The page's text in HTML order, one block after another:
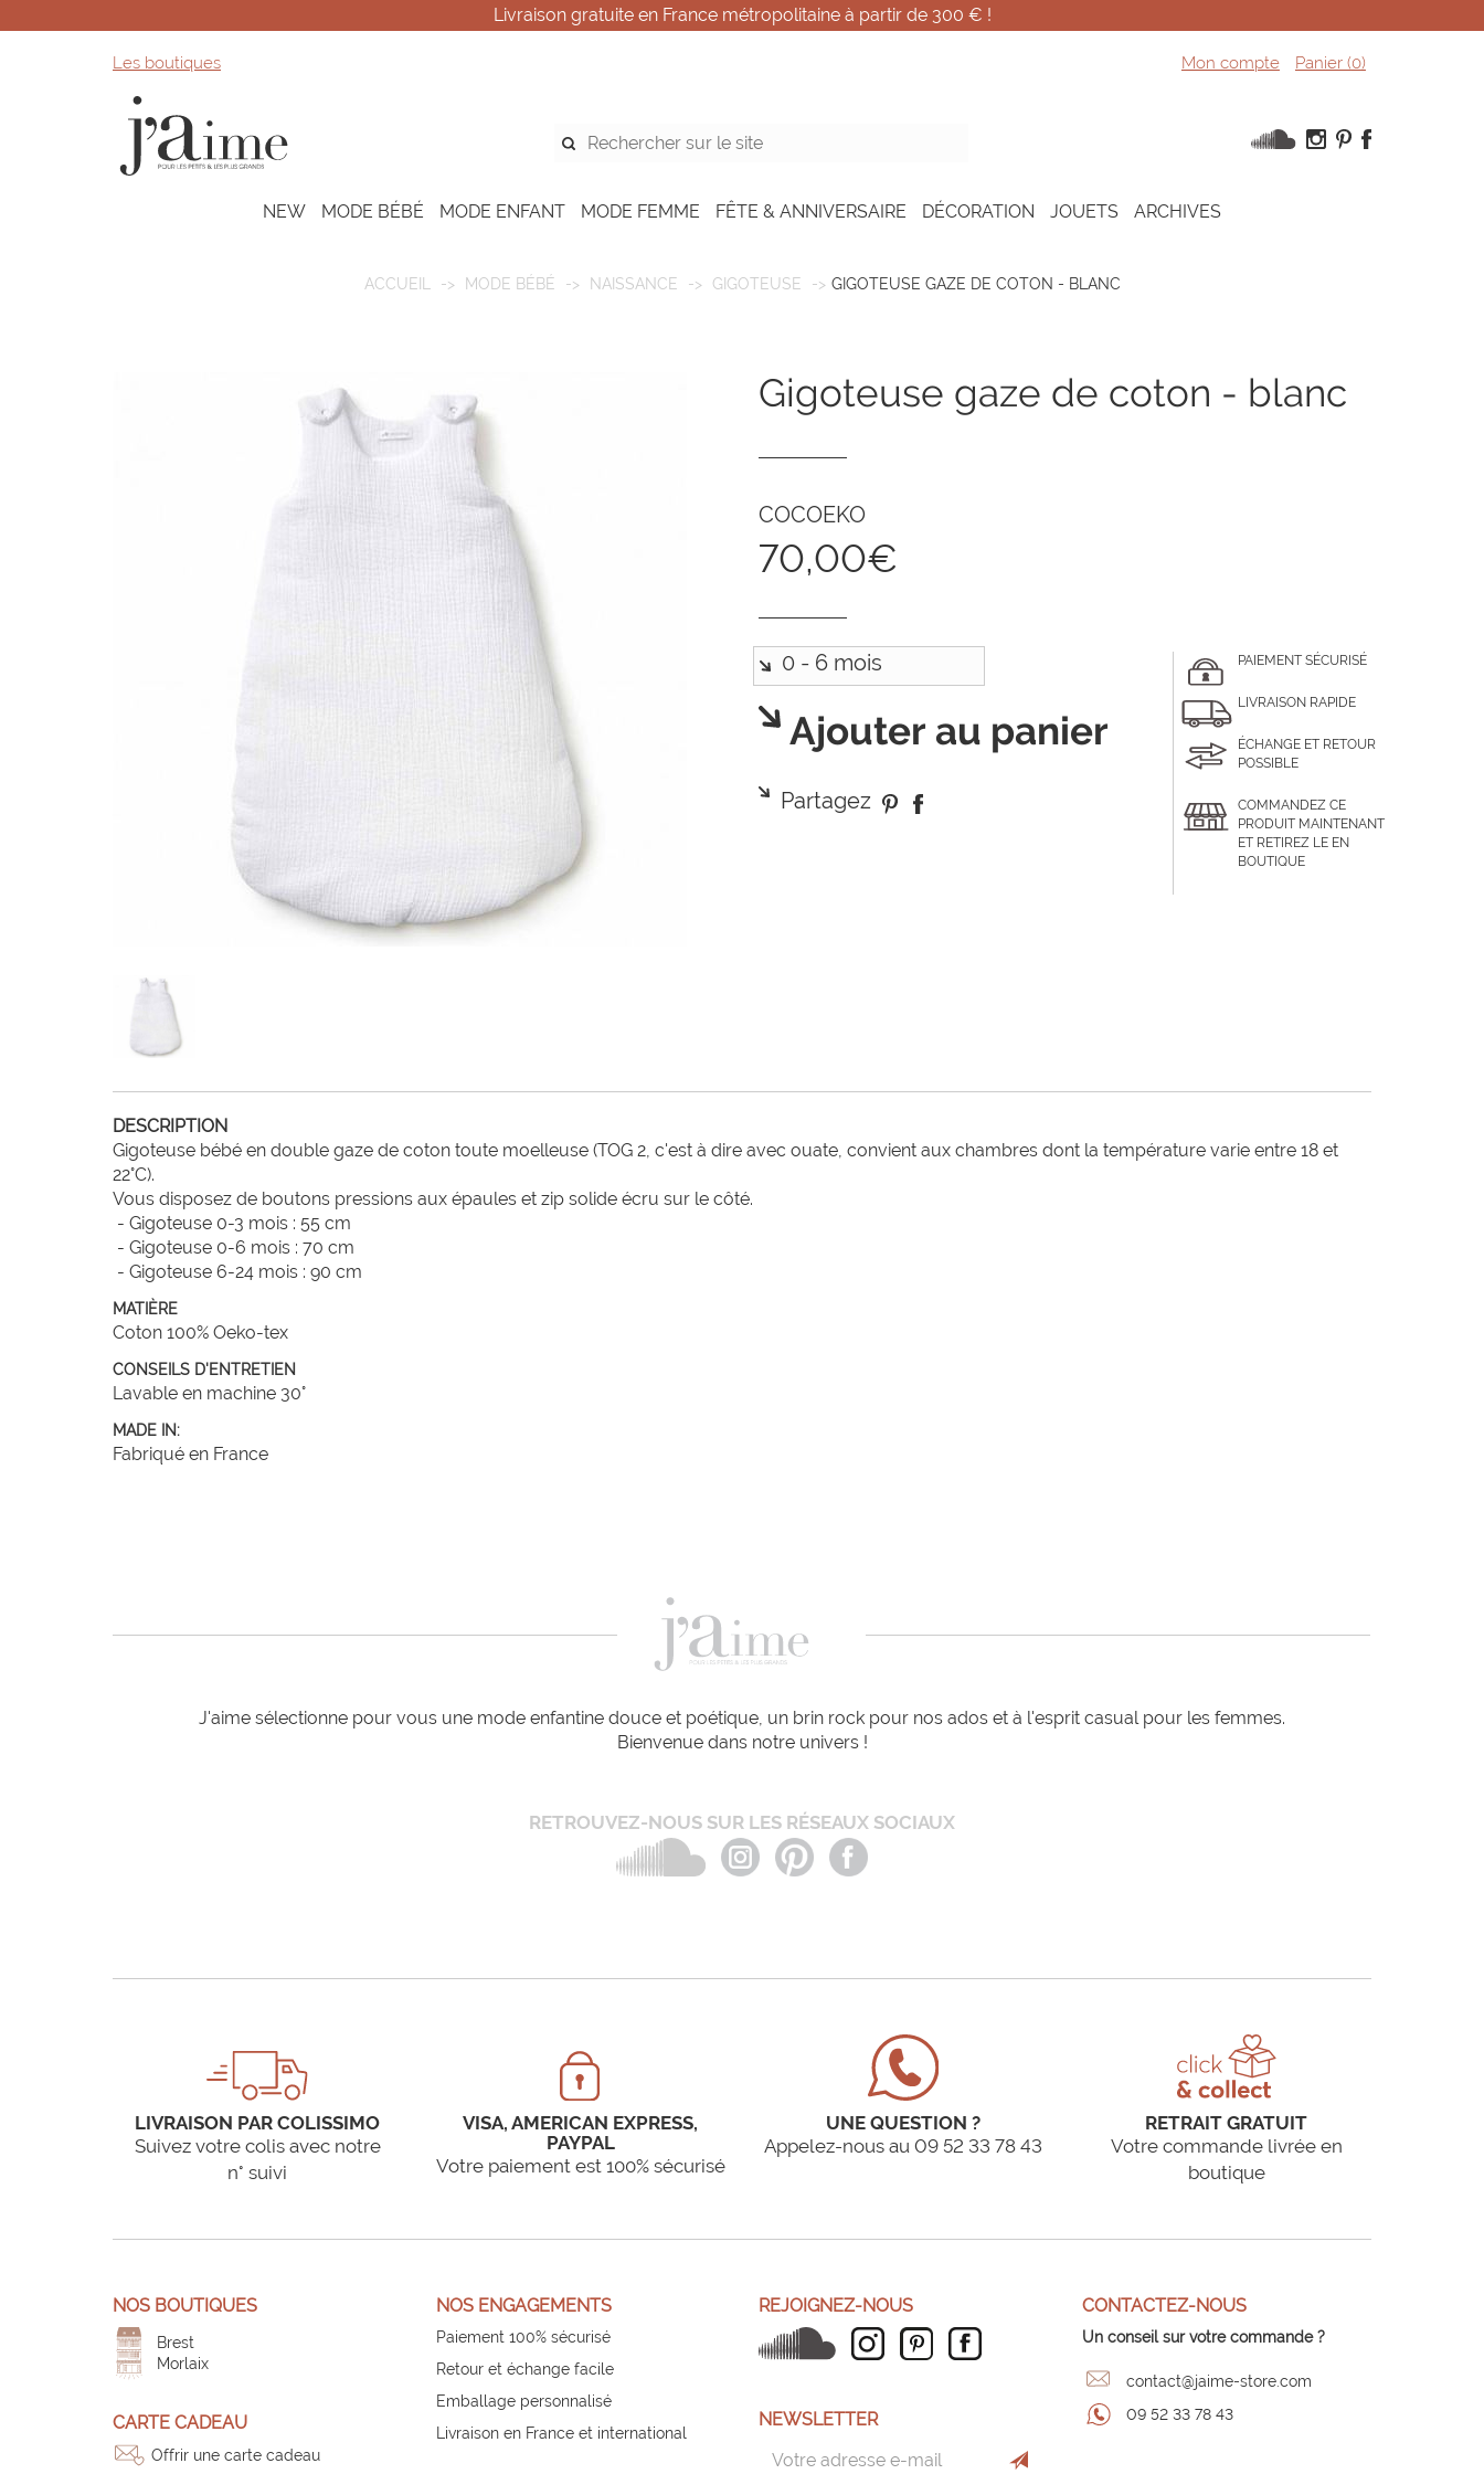
Livraison gratuite en France métropolitaine à partir de 300 € !
Les boutiques Mon compte Panier (0)
NEW MODE BÉBÉ MODE ENFANT MODE FEMME FÊTE & ANNIVERSAIRE DÉCORATION JOUETS ARCHIVES
ACCUEIL MODE BÉBÉ NAISSANCE GIGOTEUSE GIGOTEUSE GAZE DE COTON - BLANC
gigoteuse gaze de coton - blanc
COCOEKO
70,00€
Ajouter au panier
Partagez
PAIEMENT SÉCURISÉ
LIVRAISON RAPIDE
ÉCHANGE ET RETOUR
POSSIBLE
COMMANDEZ CE
PRODUIT MAINTENANT
ET RETIREZ LE EN
BOUTIQUE
DESCRIPTION
Gigoteuse bébé en double gaze de coton toute moelleuse (TOG 2, c'est à dire avec ouate, convient aux chambres dont la température varie entre 18 et
22°C).
Vous disposez de boutons pressions aux épaules et zip solide écru sur le côté.
- Gigoteuse 6-24 mois : 90 cm
MATIÈRE
Coton 100% Oeko-tex
CONSEILS D'ENTRETIEN
Lavable en machine 30°
MADE IN:
Fabriqué en France
J'aime sélectionne pour vous une mode enfantine douce et poétique, un brin rock pour nos ados et à l'esprit casual pour les femmes.
Bienvenue dans notre univers !
RETROUVEZ-NOUS SUR LES RÉSEAUX SOCIAUX
LIVRAISON PAR COLISSIMO
Suivez votre colis avec notre
n° suivi
VISA, AMERICAN EXPRESS,
PAYPAL
Votre paiement est 100% sécurisé
UNE QUESTION ?
Appelez-nous au 09 52 33 78 43
RETRAIT GRATUIT
Votre commande livrée en
boutique
NOS BOUTIQUES
Brest
Morlaix
CARTE CADEAU
Offrir une carte cadeau
NOS ENGAGEMENTS
Paiement 100% sécurisé
Retour et échange facile
Emballage personnalisé
Livraison en France et international
REJOIGNEZ-NOUS
NEWSLETTER
CONTACTEZ-NOUS
Un conseil sur votre commande ?
contact@jaime-store.com
09 52 33 78 43